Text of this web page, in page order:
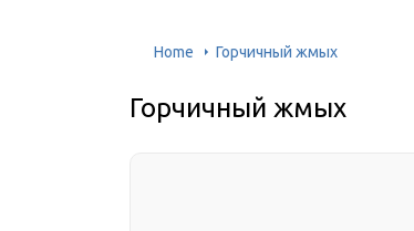
Home Горчичный жмых
Горчичный жмых